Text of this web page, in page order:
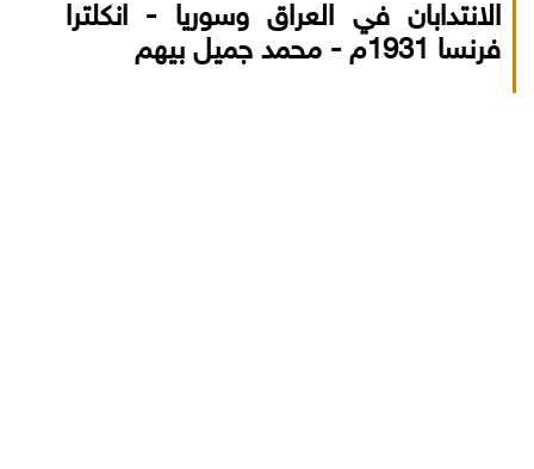
الانتدابان في العراق وسوريا - انكلترا
فرنسا 1931م - محمد جميل بيهم